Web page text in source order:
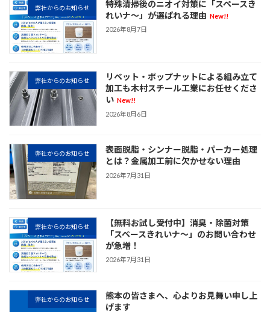
弊社からのお知らせ
特殊清掃後のニオイ対策に「スペースき
れいナ～」が選ばれる理由 New!!
2026年8月7日
弊社からのお知らせ
リベット・ポップナットによる組み立て
加工も木村スチール工業にお任せくださ
い New!!
2026年8月6日
弊社からのお知らせ
表面脱脂・シンナー脱脂・パーカー処理
とは？金属加工前に欠かせない理由
2026年7月31日
弊社からのお知らせ
【無料お試し受付中】消臭・除菌対策
「スペースきれいナ～」のお問い合わせ
が急増！
2026年7月31日
弊社からのお知らせ
熊本の皆さまへ、心よりお見舞い申し上
げます